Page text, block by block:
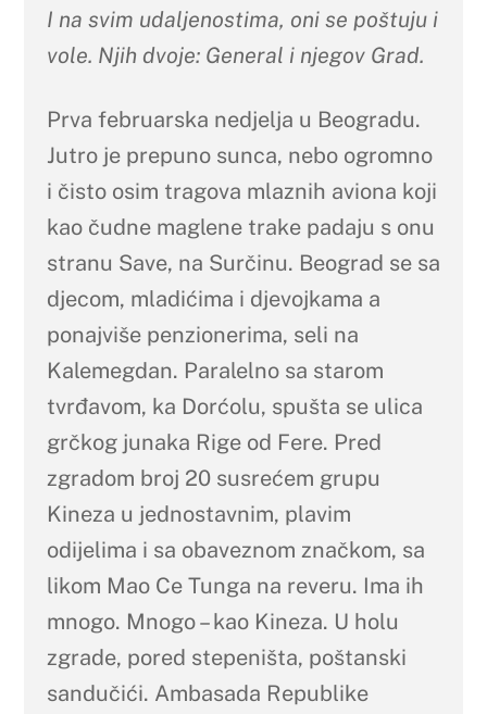
I na svim udaljenostima, oni se poštuju i
vole. Njih dvoje: General i njegov Grad.
Prva februarska nedjelja u Beogradu.
Jutro je prepuno sunca, nebo ogromno
i čisto osim tragova mlaznih aviona koji
kao čudne maglene trake padaju s onu
stranu Save, na Surčinu. Beograd se sa
djecom, mladićima i djevojkama a
ponajviše penzionerima, seli na
Kalemegdan. Paralelno sa starom
tvrđavom, ka Dorćolu, spušta se ulica
grčkog junaka Rige od Fere. Pred
zgradom broj 20 susrećem grupu
Kineza u jednostavnim, plavim
odijelima i sa obaveznom značkom, sa
likom Mao Ce Tunga na reveru. Ima ih
mnogo. Mnogo – kao Kineza. U holu
zgrade, pored stepeništa, poštanski
sandučići. Ambasada Republike